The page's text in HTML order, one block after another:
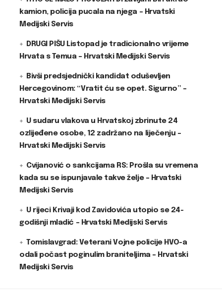
kamion, policija pucala na njega – Hrvatski
Medijski Servis
DRUGI PIŠU Listopad je tradicionalno vrijeme
Hrvata s Temua – Hrvatski Medijski Servis
Bivši predsjednički kandidat oduševljen
Hercegovinom: “Vratit ću se opet. Sigurno” –
Hrvatski Medijski Servis
U sudaru vlakova u Hrvatskoj zbrinute 24
ozlijeđene osobe, 12 zadržano na liječenju –
Hrvatski Medijski Servis
Cvijanović o sankcijama RS: Prošla su vremena
kada su se ispunjavale takve želje – Hrvatski
Medijski Servis
U rijeci Krivaji kod Zavidovića utopio se 24-
godišnji mladić – Hrvatski Medijski Servis
Tomislavgrad: Veterani Vojne policije HVO-a
odali počast poginulim braniteljima – Hrvatski
Medijski Servis